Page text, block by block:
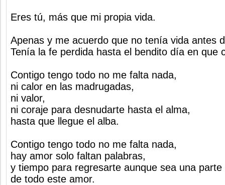
Eres tú, más que mi propia vida.
Apenas y me acuerdo que no tenía vida antes
Tenía la fe perdida hasta el bendito día en que
Contigo tengo todo no me falta nada,
ni calor en las madrugadas,
ni valor,
ni coraje para desnudarte hasta el alma,
hasta que llegue el alba.
Contigo tengo todo no me falta nada,
hay amor solo faltan palabras,
y tiempo para regresarte aunque sea una parte
de todo este amor.